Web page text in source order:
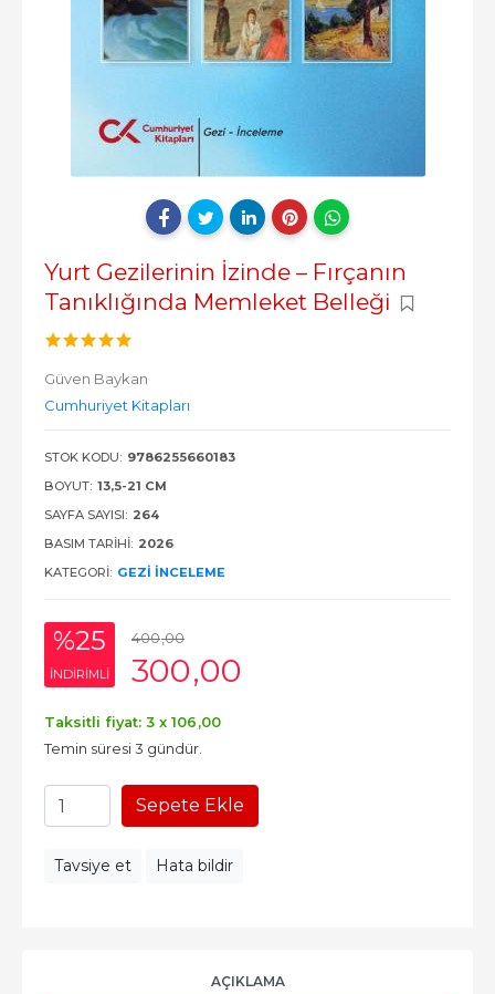
Yurt Gezilerinin İzinde – Fırçanın
Tanıklığında Memleket Belleği
Güven Baykan
Cumhuriyet Kitapları
STOK KODU: 9786255660183
BOYUT: 13,5-21 CM
SAYFA SAYISI: 264
BASIM TARIHI: 2026
KATEGORI: GEZI İNCELEME
%25
INDIRIMLI
400,00
300,00
Taksitli fiyat: 3 x 106 ,00
Temin süresi 3 gündür.
Sepete Ekle
Tavsiye et Hata bildir
AÇIKLAMA